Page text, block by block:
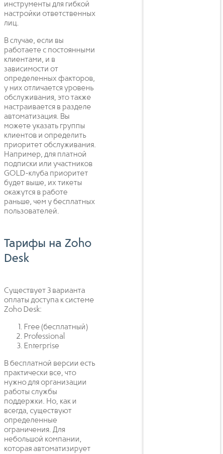
инструменты для гибкой
настройки ответственных
лиц.
В случае, если вы
работаете с постоянными
клиентами, и в
зависимости от
определенных факторов,
у них отличается уровень
обслуживания, это также
настраивается в разделе
автоматизация. Вы
можете указать группы
клиентов и определить
приоритет обслуживания.
Например, для платной
подписки или участников
GOLD-клуба приоритет
будет выше, их тикеты
окажутся в работе
раньше, чем у бесплатных
пользователей.
Тарифы на Zoho
Desk
Существует 3 варианта
оплаты доступа к системе
Zoho Desk:
Free (бесплатный)
Professional
Enterprise
В бесплатной версии есть
практически все, что
нужно для организации
работы службы
поддержки. Но, как и
всегда, существуют
определенные
ограничения. Для
небольшой компании,
которая автоматизирует